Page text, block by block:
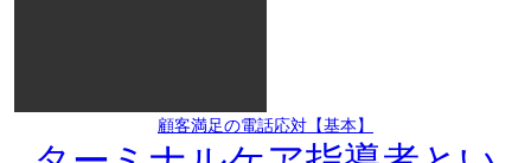
顧客満足の電話応対【基本】